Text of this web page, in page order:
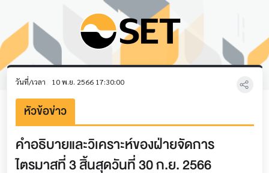
วันที่/เวลา 10 พ.ย. 2566 17:30:00
หัวข้อข่าว
คำอธิบายและวิเคราะห์ของฝ่ายจัดการ
ไตรมาสที่ 3 สิ้นสุดวันที่ 30 ก.ย. 2566